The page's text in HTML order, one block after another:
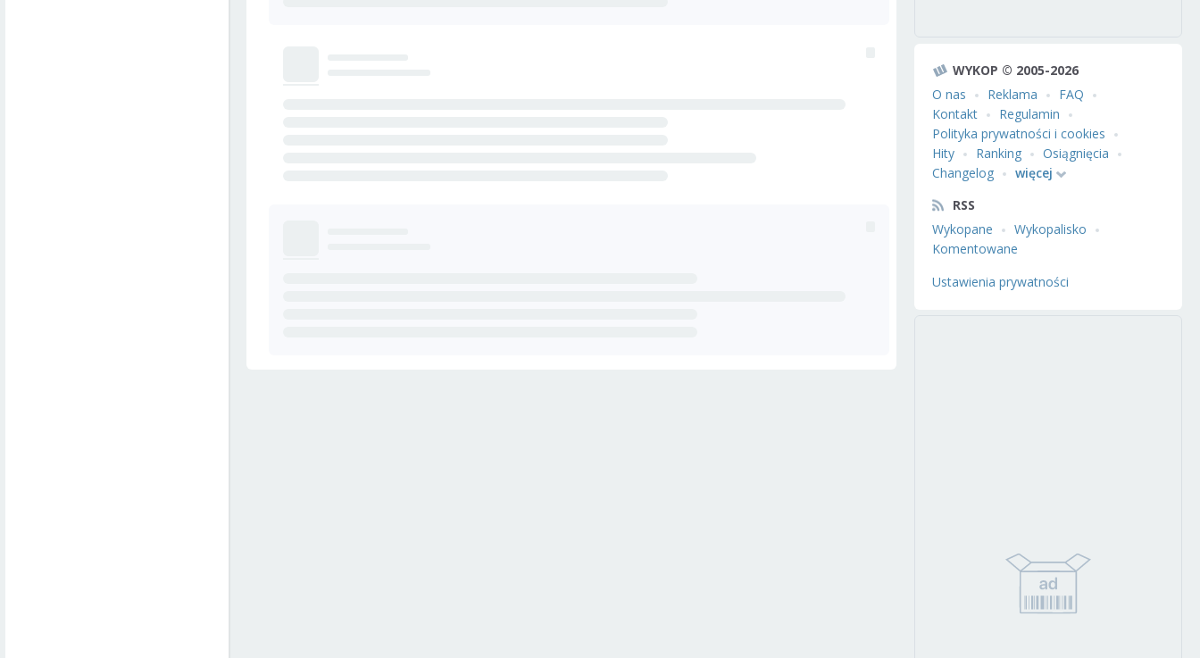
WYKOP © 2005-2026
O nas
Reklama
FAQ
Kontakt
Regulamin
Polityka prywatności i cookies
Hity
Ranking
Osiągnięcia
Changelog
więcej
RSS
Wykopane
Wykopalisko
Komentowane
Ustawienia prywatności